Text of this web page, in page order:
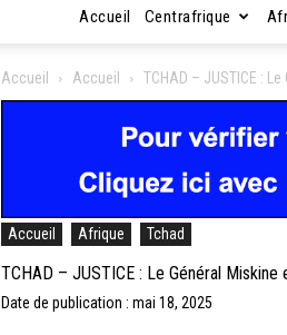
Accueil Centrafrique
Accueil Accueil TCHAD – JUSTICE :
Accueil Afrique Tchad
TCHAD – JUSTICE : Le Général
Date de publication : mai 18, 2025